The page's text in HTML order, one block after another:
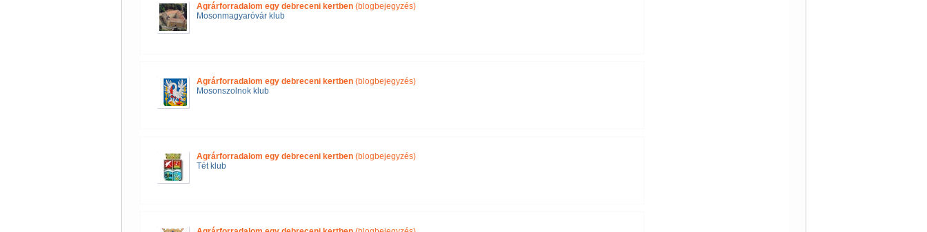
Agrárforradalom egy debreceni kertben(blogbejegyzés)
Mosonmagyaróvár klub
Agrárforradalom egy debreceni kertben(blogbejegyzés)
Mosonszolnok klub
Agrárforradalom egy debreceni kertben(blogbejegyzés)
Tét klub